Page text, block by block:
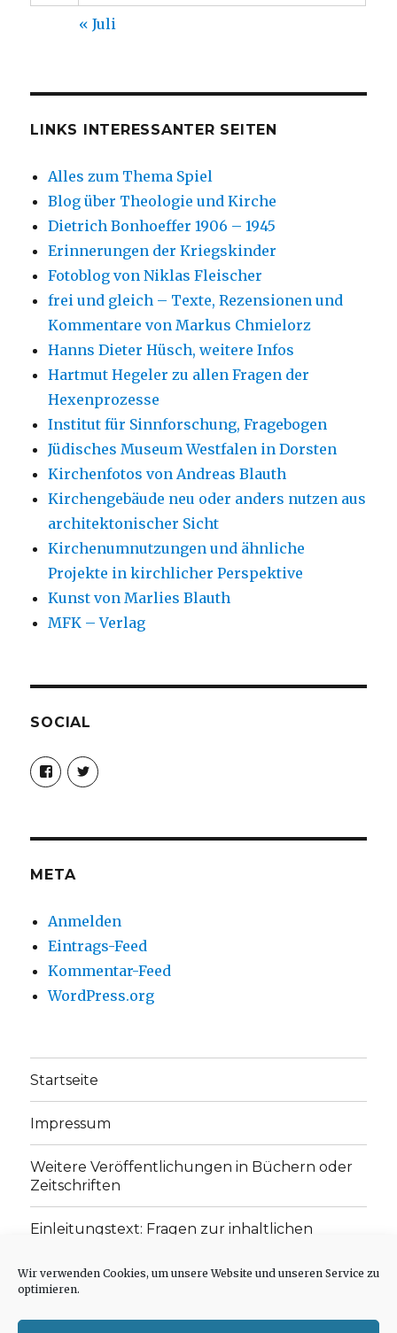
Wir verwenden Cookies, um unsere Website und unseren Service zu
optimieren.
« Juli
LINKS INTERESSANTER SEITEN
Alles zum Thema Spiel
Blog über Theologie und Kirche
Dietrich Bonhoeffer 1906 – 1945
Erinnerungen der Kriegskinder
Fotoblog von Niklas Fleischer
frei und gleich – Texte, Rezensionen und
Kommentare von Markus Chmielorz
Hanns Dieter Hüsch, weitere Infos
Hartmut Hegeler zu allen Fragen der
Hexenprozesse
Institut für Sinnforschung, Fragebogen
Jüdisches Museum Westfalen in Dorsten
Kirchenfotos von Andreas Blauth
Kirchengebäude neu oder anders nutzen aus
architektonischer Sicht
Kirchenumnutzungen und ähnliche
Projekte in kirchlicher Perspektive
Kunst von Marlies Blauth
MFK – Verlag
SOCIAL
Profil
von
christoph.fleischer1
anzeigen
Profil
von
anzeigen
META
Anmelden
Eintrags-Feed
Kommentar-Feed
WordPress.org
Startseite
Impressum
Weitere Veröffentlichungen in Büchern oder
Zeitschriften
Einleitungstext: Fragen zur inhaltlichen
„schwachen Glaubens“